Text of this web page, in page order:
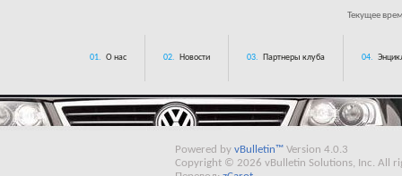
Текущее
01. О нас 02. Новости 03. Партнеры клуба 04.
Powered by vBulletin™ Version 4.0.3
Copyright © 2026 vBulletin Solutions, Inc. All